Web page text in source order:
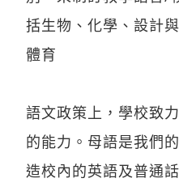
括生物、化學、設計
體育
語文政策上，學校致
的能力。母語是我們
造校內的英語及普通